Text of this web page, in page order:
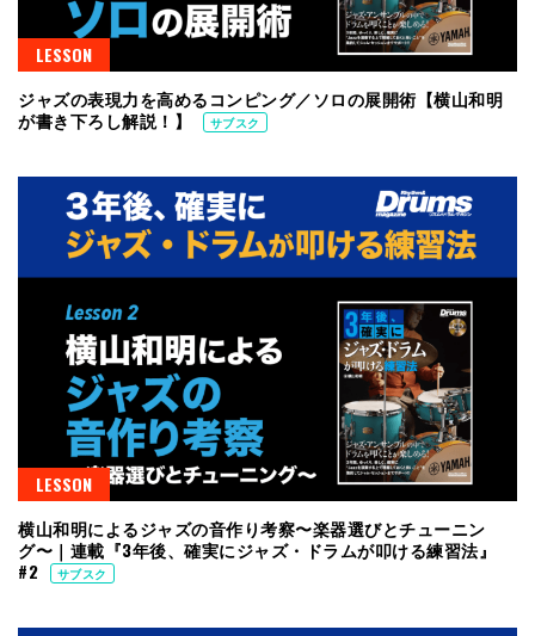
LESSON
ジャズの表現力を高めるコンピング／ソロの展開術【横山和明
が書き下ろし解説！】
サブスク
LESSON
横山和明によるジャズの音作り考察〜楽器選びとチューニン
グ〜｜連載『3年後、確実にジャズ・ドラムが叩ける練習法』
#2
サブスク